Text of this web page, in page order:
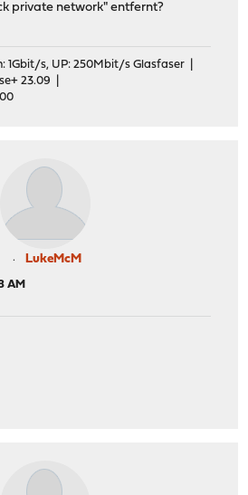
private network" entfernt?
1Gbit/s, UP: 250Mbit/s Glasfaser |
23.09 |
LukeMcM
AM